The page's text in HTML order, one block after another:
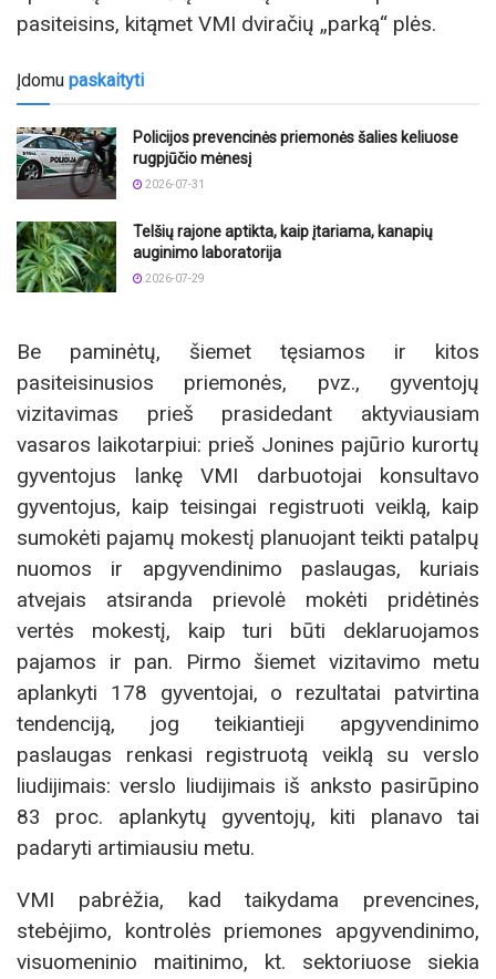
pasiteisins, kitąmet VMI dviračių „parką“ plės.
Įdomu paskaityti
Policijos prevencinės priemonės šalies keliuose
rugpjūčio mėnesį
2026-07-31
Telšių rajone aptikta, kaip įtariama, kanapių
auginimo laboratorija
2026-07-29
Be paminėtų, šiemet tęsiamos ir kitos
pasiteisinusios priemonės, pvz., gyventojų
vizitavimas prieš prasidedant aktyviausiam
vasaros laikotarpiui: prieš Jonines pajūrio kurortų
gyventojus lankę VMI darbuotojai konsultavo
gyventojus, kaip teisingai registruoti veiklą, kaip
sumokėti pajamų mokestį planuojant teikti patalpų
nuomos ir apgyvendinimo paslaugas, kuriais
atvejais atsiranda prievolė mokėti pridėtinės
vertės mokestį, kaip turi būti deklaruojamos
pajamos ir pan. Pirmo šiemet vizitavimo metu
aplankyti 178 gyventojai, o rezultatai patvirtina
tendenciją, jog teikiantieji apgyvendinimo
paslaugas renkasi registruotą veiklą su verslo
liudijimais: verslo liudijimais iš anksto pasirūpino
83 proc. aplankytų gyventojų, kiti planavo tai
padaryti artimiausiu metu.
VMI pabrėžia, kad taikydama prevencines,
stebėjimo, kontrolės priemones apgyvendinimo,
visuomeninio maitinimo, kt. sektoriuose siekia